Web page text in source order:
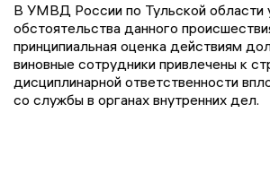
В УМВД России по Тульской области
обстоятельства данного
принципиальная оценка действиям
виновные сотрудники привлечены к
дисциплинарной ответственности
со службы в органах внутренних дел.